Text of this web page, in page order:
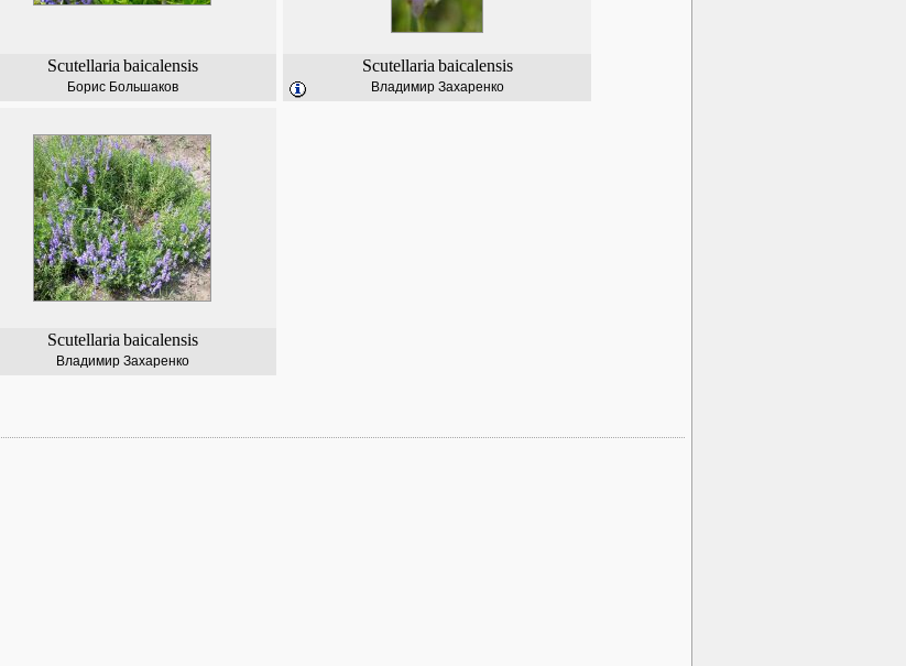
Scutellaria baicalensis
Борис Большаков
Scutellaria baicalensis
Владимир Захаренко
Scutellaria baicalensis
Владимир Захаренко